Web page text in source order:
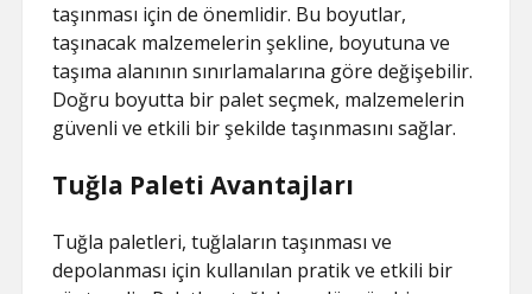
taşınması için de önemlidir. Bu boyutlar,
taşınacak malzemelerin şekline, boyutuna ve
taşıma alanının sınırlamalarına göre değişebilir.
Doğru boyutta bir palet seçmek, malzemelerin
güvenli ve etkili bir şekilde taşınmasını sağlar.
Tuğla Paleti Avantajları
Tuğla paletleri, tuğlaların taşınması ve
depolanması için kullanılan pratik ve etkili bir